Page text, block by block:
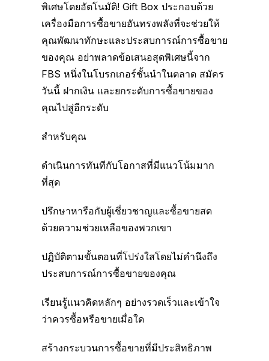
พิเศษโดยอัตโนมัติ! Gift Box ประกอบด้วย
เครื่องมือการซื้อขายอันทรงพลังที่จะช่วยให้
คุณพัฒนาทักษะและประสบการณ์การซื้อขาย
ของคุณ อย่าพลาดข้อเสนอสุดพิเศษนี้จาก
FBS หนึ่งในโบรกเกอร์ชั้นนำในตลาด สมัคร
วันนี้ ฝากเงิน และยกระดับการซื้อขายของ
คุณไปสู่อีกระดับ
สำหรับคุณ
ดำเนินการทันทีกับโอกาสที่มีแนวโน้มมาก
ที่สุด
ปรึกษาหารือกับผู้เชี่ยวชาญและซื้อขายสด
ด้วยความช่วยเหลือของพวกเขา
ปฏิบัติตามขั้นตอนที่โปร่งใสโดยไม่คำนึงถึง
ประสบการณ์การซื้อขายของคุณ
เรียนรู้แนวคิดหลักๆ อย่างรวดเร็วและเข้าใจ
ว่าควรซื้อหรือขายเมื่อใด
สร้างกระบวนการซื้อขายที่มีประสิทธิภาพ